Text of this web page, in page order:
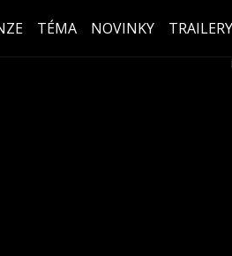
TÉMA NOVINKY TRAILERY